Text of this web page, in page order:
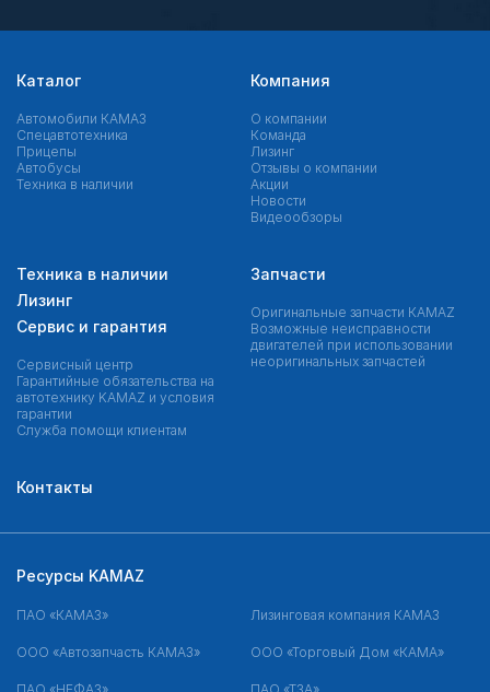
Каталог
Автомобили КАМАЗ
Спецавтотехника
Прицепы
Автобусы
Техника в наличии
Компания
О компании
Команда
Лизинг
Отзывы о компании
Акции
Новости
Видеообзоры
Техника в наличии
Лизинг
Сервис и гарантия
Сервисный центр
Гарантийные обязательства на
автотехнику KAMAZ и условия
гарантии
Служба помощи клиентам
Запчасти
Оригинальные запчасти КAMAZ
Возможные неисправности
двигателей при использовании
неоригинальных запчастей
Контакты
Ресурсы KAMAZ
ПАО «КАМАЗ» Лизинговая компания КАМАЗ
ООО «Автозапчасть КАМАЗ» ООО «Торговый Дом «КАМА»